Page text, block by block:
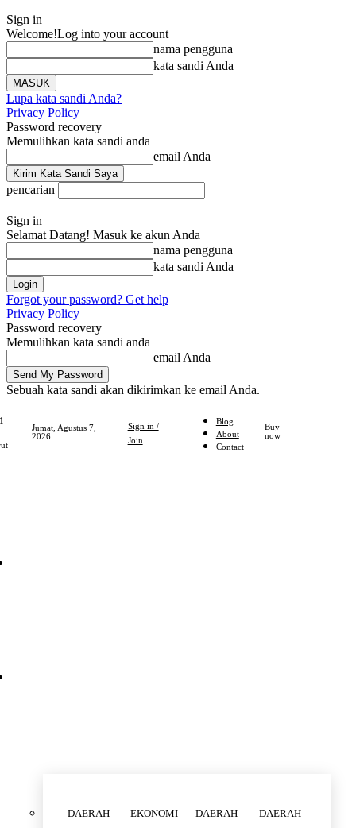
Sign in
Welcome!Log into your account
nama pengguna
kata sandi Anda
Lupa kata sandi Anda?
Privacy Policy
Password recovery
Memulihkan kata sandi anda
email Anda
pencarian
Sign in
Selamat Datang! Masuk ke akun Anda
nama pengguna
kata sandi Anda
Forgot your password? Get help
Privacy Policy
Password recovery
Memulihkan kata sandi anda
email Anda
Sebuah kata sandi akan dikirimkan ke email Anda.
Jumat, Agustus 7,
2026
Sign in /
Join
Blog
About
Contact
Buy
now
DAERAH EKONOMI DAERAH DAERAH